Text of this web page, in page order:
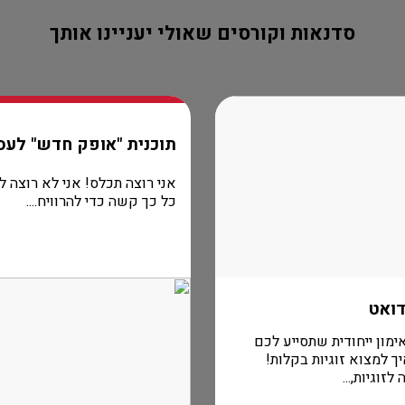
סדנאות וקורסים שאולי יעניינו אותך
ייחודית שתסייע לכם
למצוא זוגיות בקלות!
תוכנית "אופק חדש"
אני רוצה תכלס! אני לא רוצה
כל כך קשה כדי להרוויח....